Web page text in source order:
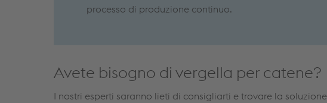
processo di produzione continuo.
Avete bisogno di vergella per catene?
I nostri esperti saranno lieti di consigliarti e trovare la